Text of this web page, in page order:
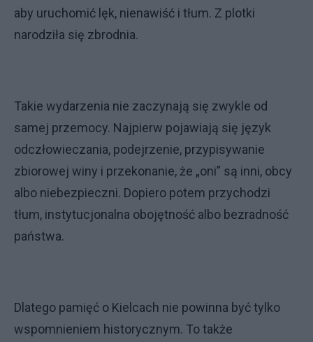
aby uruchomić lęk, nienawiść i tłum. Z plotki
narodziła się zbrodnia.
Takie wydarzenia nie zaczynają się zwykle od
samej przemocy. Najpierw pojawiają się język
odczłowieczania, podejrzenie, przypisywanie
zbiorowej winy i przekonanie, że „oni” są inni, obcy
albo niebezpieczni. Dopiero potem przychodzi
tłum, instytucjonalna obojętność albo bezradność
państwa.
Dlatego pamięć o Kielcach nie powinna być tylko
wspomnieniem historycznym. To także